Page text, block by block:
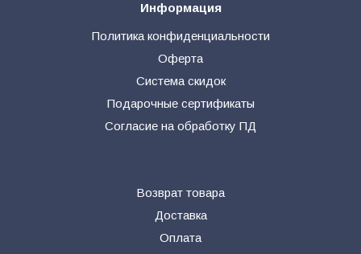
Информация
Политика конфиденциальности
Оферта
Система скидок
Подарочные сертификаты
Согласие на обработку ПД
Возврат товара
Доставка
Оплата